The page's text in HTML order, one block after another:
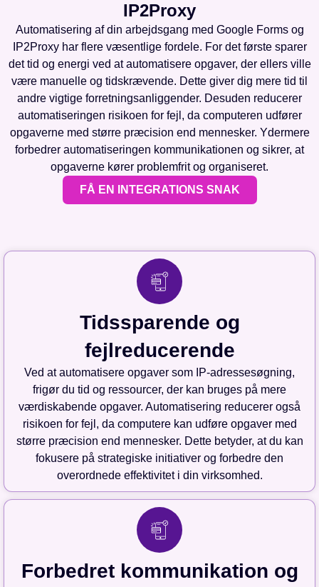
IP2Proxy
Automatisering af din arbejdsgang med Google Forms og
IP2Proxy har flere væsentlige fordele. For det første sparer
det tid og energi ved at automatisere opgaver, der ellers ville
være manuelle og tidskrævende. Dette giver dig mere tid til
andre vigtige forretningsanliggender. Desuden reducerer
automatiseringen risikoen for fejl, da computeren udfører
opgaverne med større præcision end mennesker. Ydermere
forbedrer automatiseringen kommunikationen og sikrer, at
opgaverne kører problemfrit og organiseret.
FÅ EN INTEGRATIONS SNAK
Tidssparende og
fejlreducerende
Ved at automatisere opgaver som IP-adressesøgning,
frigør du tid og ressourcer, der kan bruges på mere
værdiskabende opgaver. Automatisering reducerer også
risikoen for fejl, da computere kan udføre opgaver med
større præcision end mennesker. Dette betyder, at du kan
fokusere på strategiske initiativer og forbedre den
overordnede effektivitet i din virksomhed.
Forbedret kommunikation og